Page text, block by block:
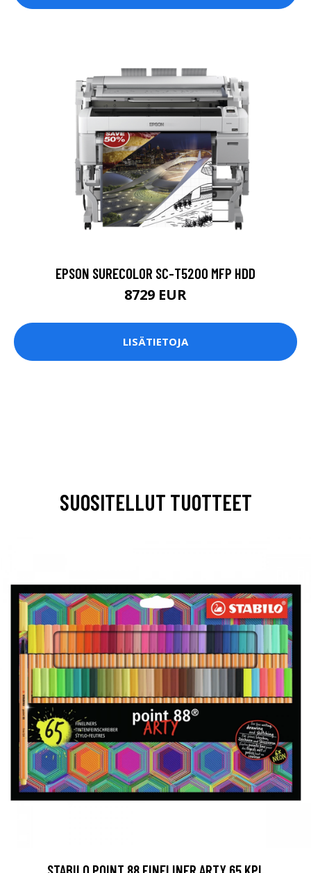
EPSON SURECOLOR SC-T5200 MFP HDD
8729 EUR
LISÄTIETOJA
SUOSITELLUT TUOTTEET